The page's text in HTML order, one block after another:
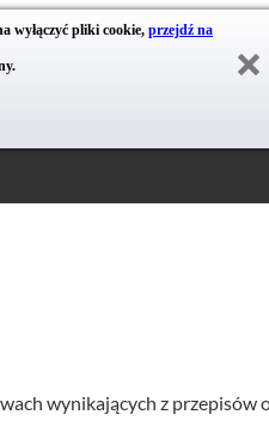
wyłączyć pliki cookie, przejdź na
wynikających z przepisów